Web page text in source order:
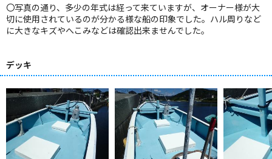
〇写真の通り、多少の年式は経って来ていますが、オーナー様が大
切に使用されているのが分かる様な船の印象でした。ハル周りなど
に大きなキズやへこみなどは確認出来ませんでした。
デッキ